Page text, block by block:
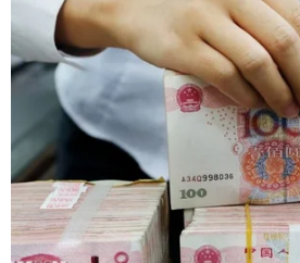
Tàu TB 1329 đã được dẫn giải về khu
hành các biện pháp điều tra, xác
của pháp luật: (Ảnh:
Sáng 16/2, Bộ Tư lệnh Vùng